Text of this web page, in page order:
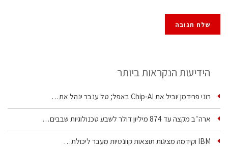
הידיעות הנקראות ביותר
רוני פרידמן יוביל את Chip‑AI באפל; טל ענבר ינהל את…
ארה״ב מקצה עד 874 מיליון דולר לשבע טכנולוגיות שבבים…
IBM וקידמה מציגות תוצאות קוונטיות מעבר ליכולת…